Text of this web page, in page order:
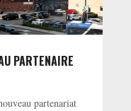
PARTENAIRE
partenariat